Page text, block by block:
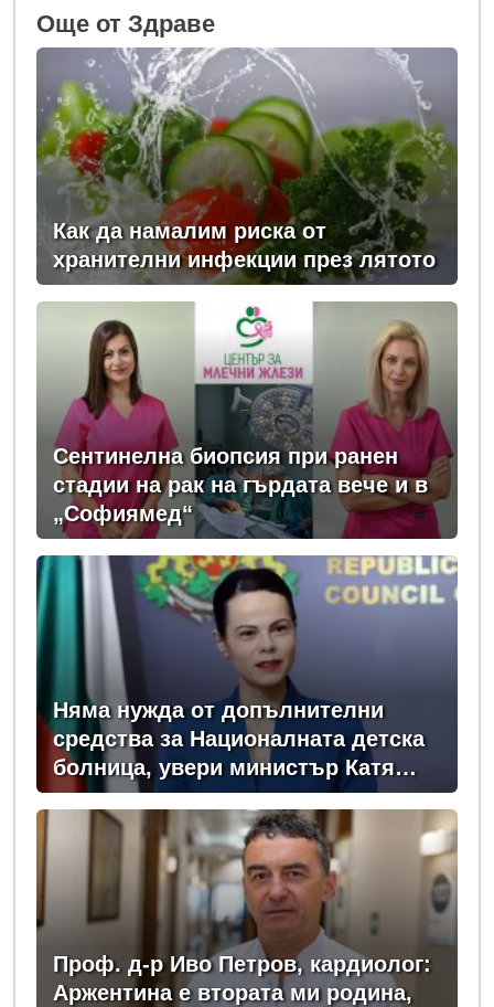
Oще от Здраве
Как да намалим риска от
хранителни инфекции през лятото
Сентинелна биопсия при ранен
стадии на рак на гърдата вече и в
„Софиямед“
Няма нужда от допълнителни
средства за Националната детска
болница, увери министър Катя
Ивкова
Проф. д-р Иво Петров, кардиолог:
Аржентина е втората ми родина,